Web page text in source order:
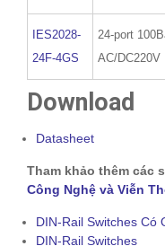
IES2028-
24F-4GS
24-port
AC/DC220V
Download
Datasheet
Tham khảo thêm các
Công Nghệ và Viễn
DIN-Rail Switches Có
DIN-Rail Switches